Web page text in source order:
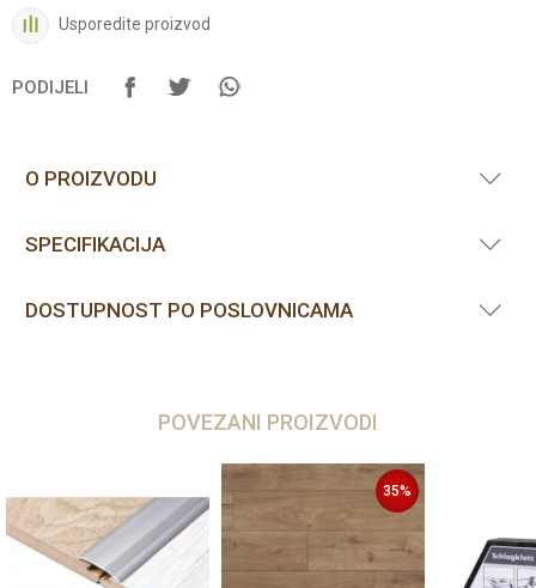
Usporedite proizvod
PODIJELI
O PROIZVODU
SPECIFIKACIJA
DOSTUPNOST PO POSLOVNICAMA
POVEZANI PROIZVODI
35%